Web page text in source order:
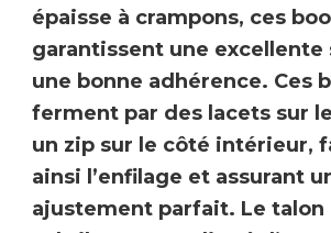
épaisse à crampons, ces
garantissent une
une bonne adhérence. Ces
ferment par des lacets sur
un zip sur le côté intérieur,
ainsi l’enfilage et assurant
ajustement parfait. Le talon